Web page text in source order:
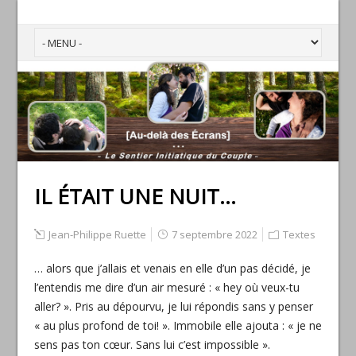
IL ÉTAIT UNE NUIT…
Jean-Philippe Ruette 7 septembre 2022 Textes
… alors que j’allais et venais en elle d’un pas décidé, je
l’entendis me dire d’un air mesuré : « hey où veux-tu
aller? ». Pris au dépourvu, je lui répondis sans y penser
« au plus profond de toi! ». Immobile elle ajouta : « je ne
sens pas ton cœur. Sans lui c’est impossible ».